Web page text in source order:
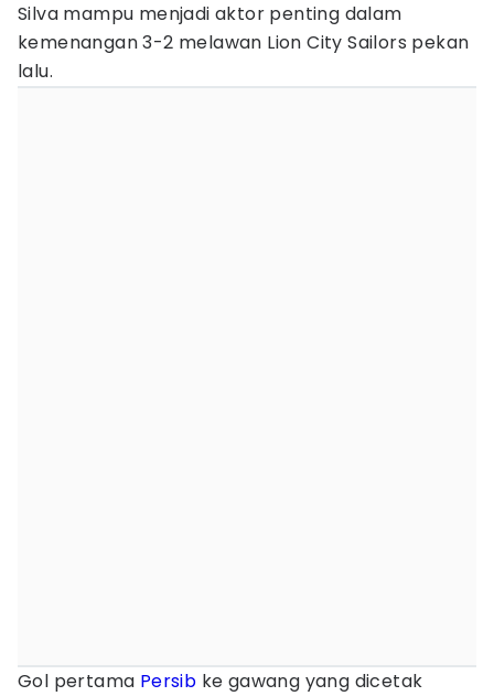
Silva mampu menjadi aktor penting dalam
kemenangan 3-2 melawan Lion City Sailors pekan
lalu.
Gol pertama Persib ke gawang yang dicetak